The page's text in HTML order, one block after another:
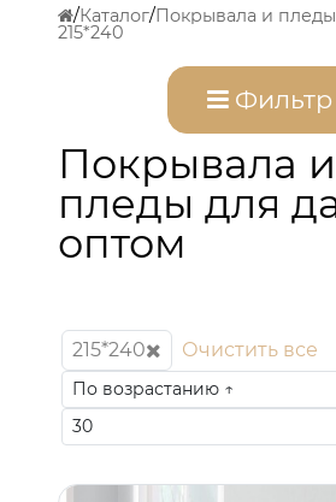
Каталог Покрывала и
215*240
Фильтр
Покрывала и
пледы для
оптом
215*240 Очистить все